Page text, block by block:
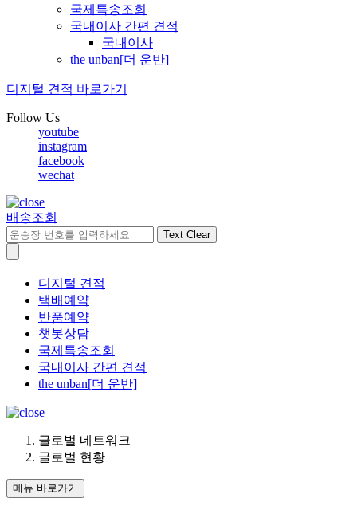
국제특송조회
국내이사 간편 견적
국내이사
the unban[더 운반]
디지털 견적 바로가기
Follow Us
youtube
instagram
facebook
wechat
배송조회
Text Clear
디지털 견적
택배예약
반품예약
챗봇상담
국제특송조회
국내이사 간편 견적
the unban[더 운반]
글로벌 네트워크
글로벌 현황
메뉴 바로가기